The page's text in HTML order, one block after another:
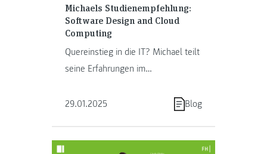
Michaels Studienempfehlung:
Software Design and Cloud
Computing
Quereinstieg in die IT? Michael teilt
seine Erfahrungen im
and Cloud Computing: praxisnah, …
29.01.2025 Blog